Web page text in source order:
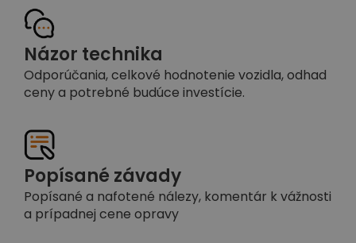
Názor technika
Odporúčania, celkové hodnotenie vozidla, odhad
ceny a potrebné budúce investície.
Popísané závady
Popísané a nafotené nálezy, komentár k vážnosti
a prípadnej cene opravy